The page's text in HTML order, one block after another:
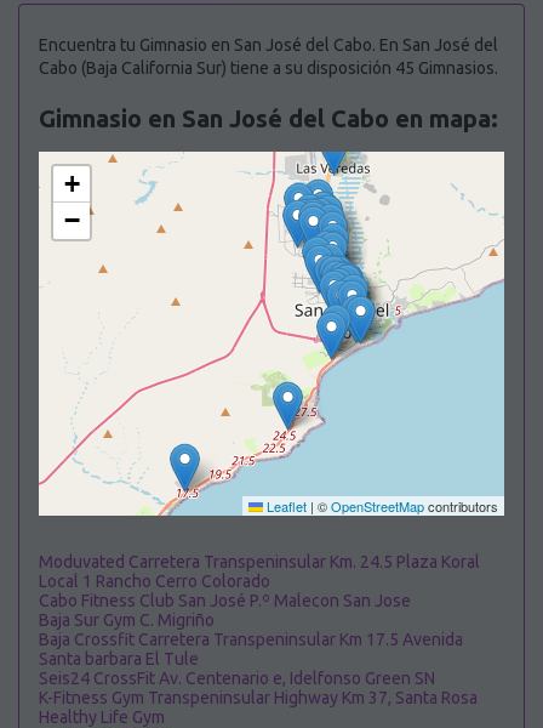
Encuentra tu Gimnasio en San José del Cabo. En San José del
Cabo (Baja California Sur) tiene a su disposición 45 Gimnasios.
Gimnasio en San José del Cabo en mapa:
+
−
Leaflet | ©OpenStreetMapcontributors
Moduvated Carretera Transpeninsular Km. 24.5 Plaza Koral
Local 1 Rancho Cerro Colorado
Cabo Fitness Club San José P.º Malecon San Jose
Baja Sur Gym C. Migriño
Baja Crossfit Carretera Transpeninsular Km 17.5 Avenida
Santa barbara El Tule
Seis24 CrossFit Av. Centenario e, Idelfonso Green SN
K-Fitness Gym Transpeninsular Highway Km 37, Santa Rosa
Healthy Life Gym